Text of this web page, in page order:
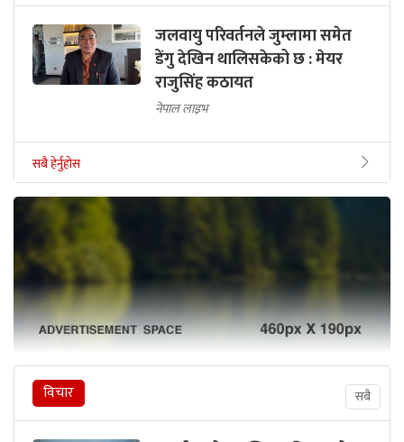
जलवायु परिवर्तनले जुम्लामा समेत
डेंगु देखिन थालिसकेको छ : मेयर
राजुसिंह कठायत
नेपाल लाइभ
सबै हेर्नुहोस
विचार सबै